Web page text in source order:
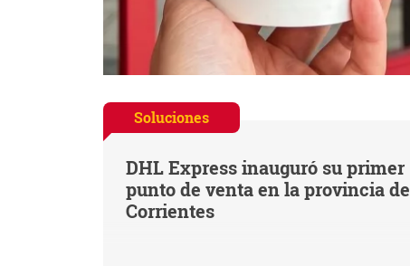
Soluciones
DHL Express inauguró su primer
punto de venta en la provincia de
Corrientes